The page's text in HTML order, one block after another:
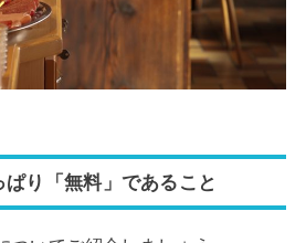
ぱり「無料」であること